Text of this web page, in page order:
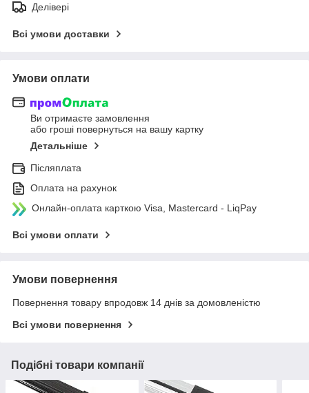
Делівері
Всі умови доставки
Умови оплати
Ви отримаєте замовлення
або гроші повернуться на вашу картку
Детальніше
Післяплата
Оплата на рахунок
Онлайн-оплата карткою Visa, Mastercard - LiqPay
Всі умови оплати
Умови повернення
Повернення товару впродовж 14 днів за домовленістю
Всі умови повернення
Подібні товари компанії